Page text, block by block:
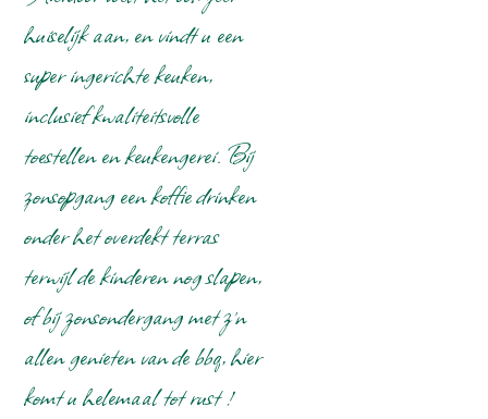
Vaatwasser
Koelkast met vriesvak
Koffieapparaat
Senseo
Broodrooster
Citruspers
Friteuse
Diversen
Internet (Wifi)
Aantal kinderstoelen
Aantal kinderbedden
huiselijk aan, en vindt u een
super ingerichte keuken,
inclusief kwaliteitsvolle
toestellen en keukengerei. Bij
zonsopgang een koffie drinken
onder het overdekt terras
terwijl de kinderen nog slapen,
of bij zonsondergang met z'n
allen genieten van de bbq, hier
komt u helemaal tot rust !